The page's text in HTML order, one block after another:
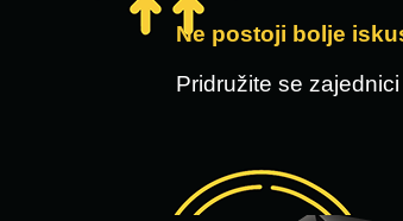
Ne postoji bolje
Pridružite se